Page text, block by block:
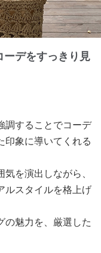
デをすっきり見
調することでコーデ
印象に導いてくれる
を演出しながら、
ルスタイルを格上げ
の魅力を、厳選した